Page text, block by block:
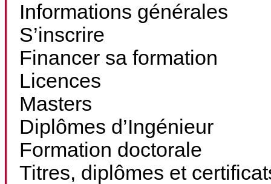
Informations générales
S’inscrire
Financer sa formation
Licences
Masters
Diplômes d’Ingénieur
Formation doctorale
Titres, diplômes et